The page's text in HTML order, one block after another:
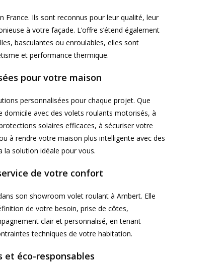
France. Ils sont reconnus pour leur qualité, leur
à votre façade. L’offre s’étend également
basculantes ou enroulables, elles sont
et performance thermique.
pour votre maison
personnalisées pour chaque projet. Que
domicile avec des volets roulants motorisés, à
solaires efficaces, à sécuriser votre
à rendre votre maison plus intelligente avec des
solution idéale pour vous.
de votre confort
son showroom volet roulant à Ambert. Elle
de votre besoin, prise de côtes,
clair et personnalisé, en tenant
techniques de votre habitation.
et éco-responsables